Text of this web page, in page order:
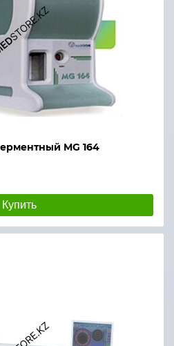
MG 164
Купить